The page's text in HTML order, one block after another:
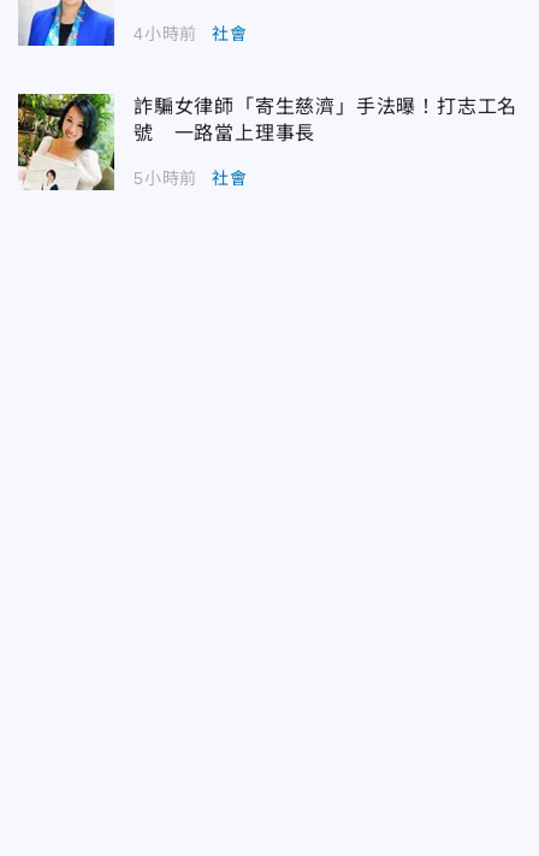
4小時前 社會
詐騙女律師「寄生慈濟」手法曝！打志工名
號 一路當上理事長
5小時前 社會